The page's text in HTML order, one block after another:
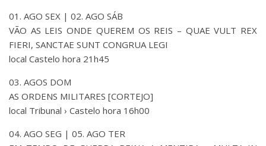
01. AGO SEX | 02. AGO SÁB
VÃO AS LEIS ONDE QUEREM OS REIS – QUAE VULT REX
FIERI, SANCTAE SUNT CONGRUA LEGI
local Castelo hora 21h45
03. AGOS DOM
AS ORDENS MILITARES [CORTEJO]
local Tribunal › Castelo hora 16h00
04. AGO SEG | 05. AGO TER